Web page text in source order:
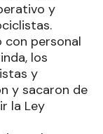
y
personal
los
y
y sacaron de
la Ley